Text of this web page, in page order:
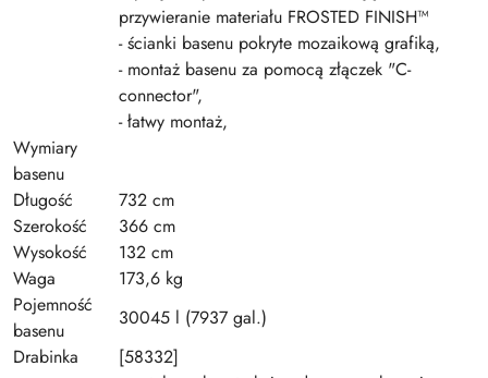
przywieranie materiału FROSTED FINISH™
- ścianki basenu pokryte mozaikową grafiką,
- montaż basenu za pomocą złączek "C-
connector",
- łatwy montaż,
Wymiary
basenu
Długość
732 cm
Szerokość
366 cm
Wysokość
132 cm
Waga
173,6 kg
Pojemność
basenu
30045 l (7937 gal.)
Drabinka
[58332]